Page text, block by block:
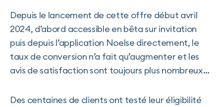
Depuis le lancement de cette offre début avril
2024, d’abord accessible en bêta sur invitation
puis depuis l’application Noelse directement, le
taux de conversion n’a fait qu’augmenter et les
avis de satisfaction sont toujours plus nombreux…
Des centaines de clients ont testé leur éligibilité